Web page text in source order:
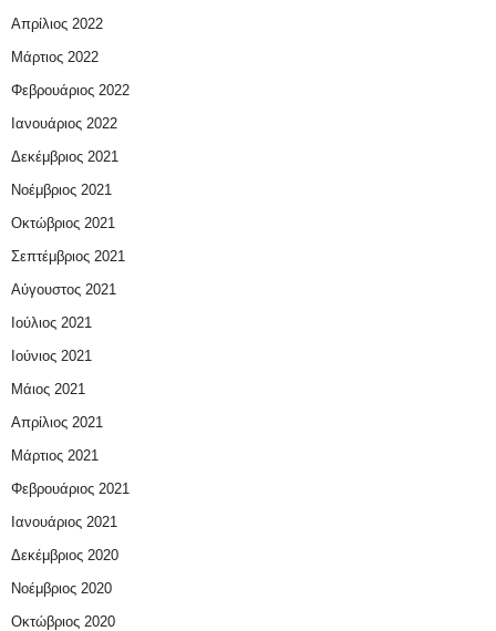
Απρίλιος 2022
Μάρτιος 2022
Φεβρουάριος 2022
Ιανουάριος 2022
Δεκέμβριος 2021
Νοέμβριος 2021
Οκτώβριος 2021
Σεπτέμβριος 2021
Αύγουστος 2021
Ιούλιος 2021
Ιούνιος 2021
Μάιος 2021
Απρίλιος 2021
Μάρτιος 2021
Φεβρουάριος 2021
Ιανουάριος 2021
Δεκέμβριος 2020
Νοέμβριος 2020
Οκτώβριος 2020